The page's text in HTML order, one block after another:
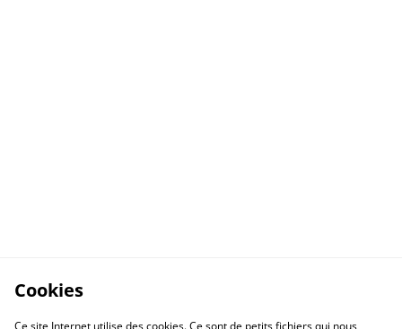
Cookies
Ce site Internet utilise des cookies. Ce sont de petits fichiers qui nous